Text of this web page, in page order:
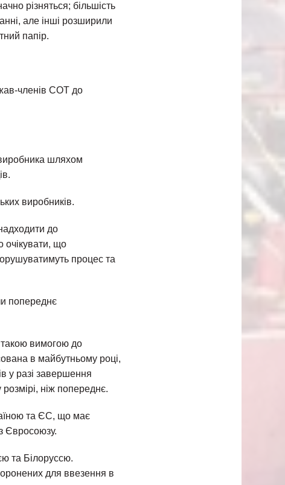
різняться; більшість
але інші розширили
папір.
членів СОТ до
шляхом
виробників.
до
очікувати, що
процес та
попереднє
такою вимогою до
в майбутньому році,
у разі завершення
ніж попереднє.
та ЄС, що має
Євросоюзу.
та Білоруссю.
для ввезення в